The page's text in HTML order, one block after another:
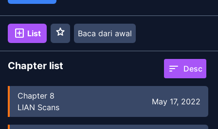
add_box List star Baca dari awal
Chapter list sort Desc
Chapter 8
LIAN Scans
May 17, 2022